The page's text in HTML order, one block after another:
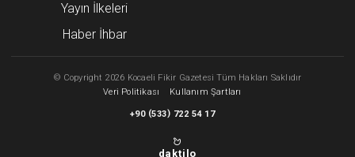
Yayın İlkeleri
Haber İhbar
© Copyright 2026 Kocaeli Fikir Gazetesi Tüm Hakları Saklıdır
Veri Politikası
Kullanım Şartları
+90 (533) 722 54 17
daktilo